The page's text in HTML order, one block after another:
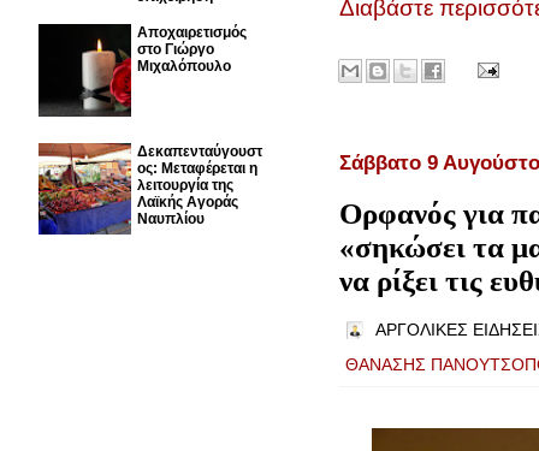
Διαβάστε
Σάββατο 9
Ορφανός για
«σηκώσει τα
να ρίξει τις
ΑΡΓΟΛΙΚΕΣ
ΘΑΝΑΣΗΣ
Αποχαιρετισμός
στο Γιώργο
Μιχαλόπουλο
Δεκαπενταύγουστ
ος: Μεταφέρεται η
λειτουργία της
Λαϊκής Αγοράς
Ναυπλίου